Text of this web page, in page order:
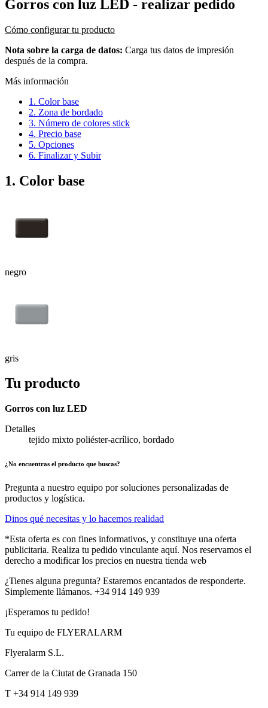
Gorros con luz LED - realizar pedido
Cómo configurar tu producto
Nota sobre la carga de datos: Carga tus datos de impresión
después de la compra.
Más información
1. Color base
2. Zona de bordado
3. Número de colores stick
4. Precio base
5. Opciones
6. Finalizar y Subir
1. Color base
negro
gris
Tu producto
Gorros con luz LED
Detalles
tejido mixto poliéster-acrílico, bordado
¿No encuentras el producto que buscas?
Pregunta a nuestro equipo por soluciones personalizadas de
productos y logística.
Dinos qué necesitas y lo hacemos realidad
*Esta oferta es con fines informativos, y constituye una oferta
publicitaria. Realiza tu pedido vinculante aquí. Nos reservamos el
derecho a modificar los precios en nuestra tienda web
¿Tienes alguna pregunta? Estaremos encantados de responderte.
Simplemente llámanos. +34 914 149 939
¡Esperamos tu pedido!
Tu equipo de FLYERALARM
Flyeralarm S.L.
Carrer de la Ciutat de Granada 150
T +34 914 149 939